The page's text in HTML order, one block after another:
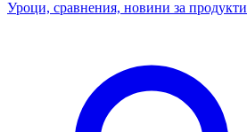
Уроци, сравнения, новини за продукти